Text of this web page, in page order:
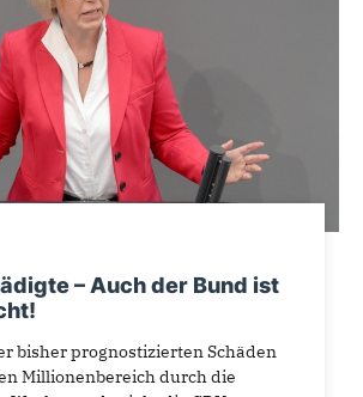
– Auch der Bund ist
bisher prognostizierten Schäden
Millionenbereich durch die